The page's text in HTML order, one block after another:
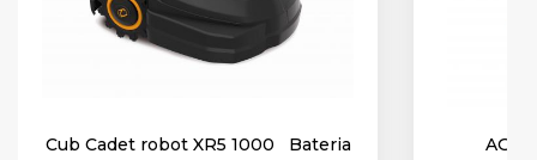
Cub Cadet robot XR5 1000 Bateria